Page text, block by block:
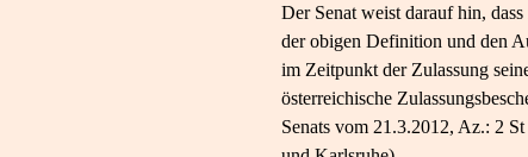
Der Senat weist darauf hin,
der obigen Definition und den
im Zeitpunkt der Zulassung
österreichische
Senats vom 21.3.2012, Az.: 2